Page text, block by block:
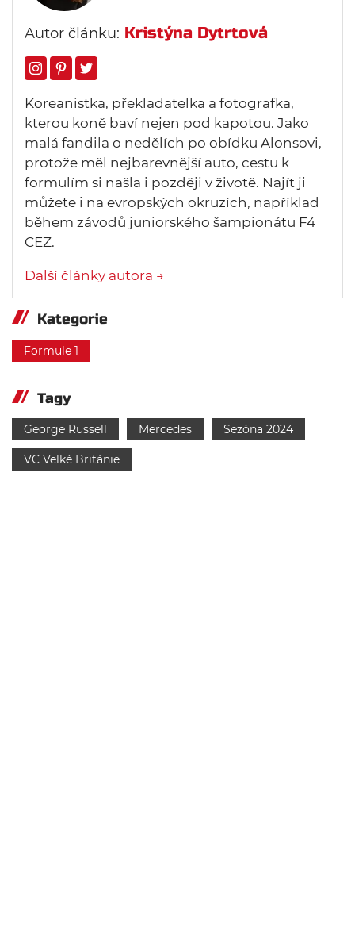
Autor článku: Kristýna Dytrtová
Koreanistka, překladatelka a fotografka,
kterou koně baví nejen pod kapotou. Jako
malá fandila o nedělích po obídku Alonsovi,
protože měl nejbarevnější auto, cestu k
formulím si našla i později v životě. Najít ji
můžete i na evropských okruzích, například
během závodů juniorského šampionátu F4
CEZ.
Další články autora →
Kategorie
Formule 1
Tagy
George Russell Mercedes Sezóna 2024
VC Velké Británie